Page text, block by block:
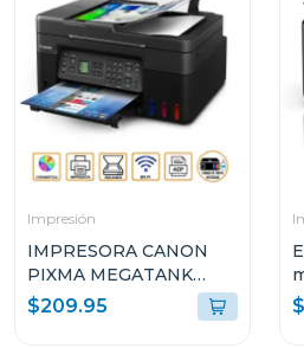
Impresión
IMPRESORA CANON
PIXMA MEGATANK
INALÁMBRICA
MULTIFUNCIONAL G417
$209.95